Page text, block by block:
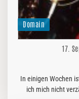
Domain
17.
In einigen Wochen
ich mich nicht